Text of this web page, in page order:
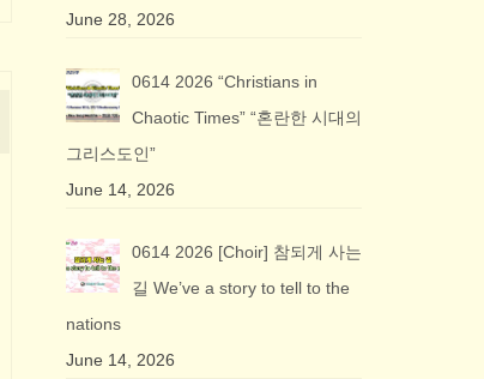
June 28, 2026
0614 2026 “Christians in
Chaotic Times” “혼란한 시대의
그리스도인”
June 14, 2026
0614 2026 [Choir] 참되게 사는
길 We’ve a story to tell to the
nations
June 14, 2026